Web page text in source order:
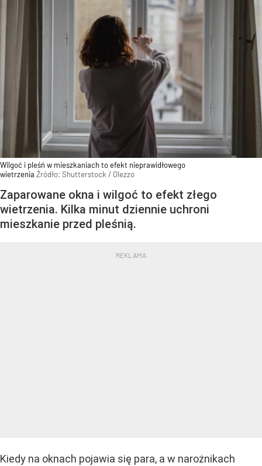
Wilgoć i pleśń w mieszkaniach to efekt nieprawidłowego
wietrzenia Źródło: Shutterstock / Olezzo
Zaparowane okna i wilgoć to efekt złego
wietrzenia. Kilka minut dziennie uchroni
mieszkanie przed pleśnią.
Kiedy na oknach pojawia się para, a w narożnikach